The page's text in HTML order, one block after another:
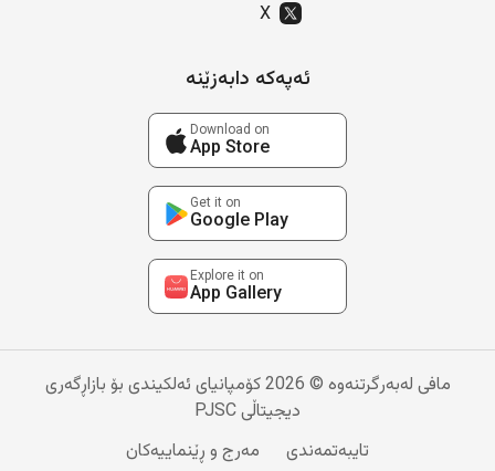
X
ئەپەکە دابەزێنە
Download on
App Store
Get it on
Google Play
Explore it on
App Gallery
مافی لەبەرگرتنەوە © 2026 کۆمپانیای ئەلکیندی بۆ بازاڕگەری
دیجیتاڵی PJSC
تایبەتمەندی
مەرج و ڕێنماییەکان